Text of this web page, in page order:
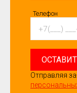
Телефон
Отправляя